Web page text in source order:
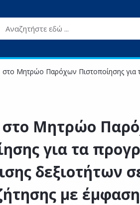
Αναζητήστε εδώ ...
Μητρώο Παρόχων Πιστοποίησης για
στο Μητρώο
για τα
δεξιοτήτων
με έμφαση